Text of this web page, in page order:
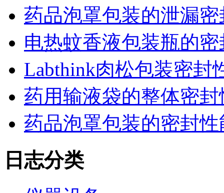
药品泡罩包装的泄漏
电热蚊香液包装瓶的
Labthink肉松包装密封
药用输液袋的整体密
药品泡罩包装的密封
日志分类